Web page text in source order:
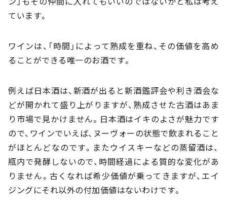
ています。
ワインは、「時間」によって熟成を重ね、その価値を高め
ることができる唯一のお酒です。
例えば日本酒は、新酒が出ると新酒鑑評会や利き酒会な
どが開かれて盛り上がりますが、熟成させた古酒はあま
り市場で見かけません。日本酒はイキのよさが魅力です
ので、ワインでいえば、ヌーヴォーの状態で飲まれること
がほとんどなのです。またウイスキーなどの蒸留酒は、
瓶内で発酵しないので、時間経過による質的な変化があ
りません。古くなれば希少価値が乗ってきますが、エイ
ジングにそれ以外の付加価値はないわけです。